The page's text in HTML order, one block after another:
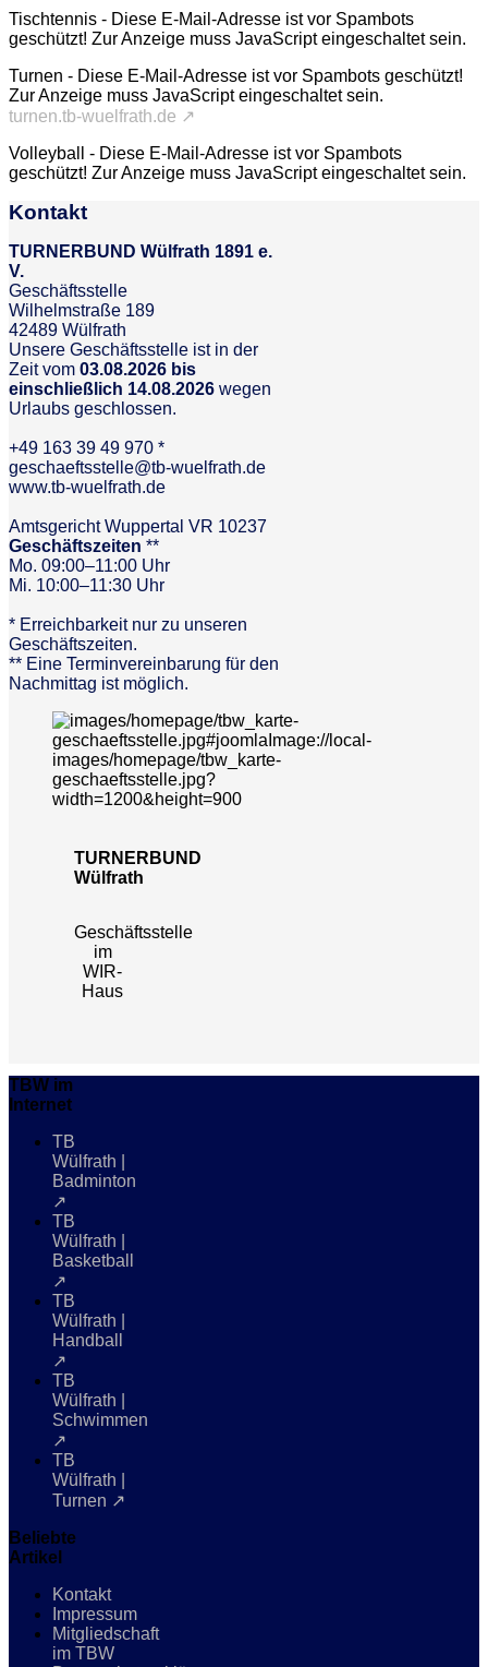
Tischtennis - Diese E-Mail-Adresse ist vor Spambots
geschützt! Zur Anzeige muss JavaScript eingeschaltet sein.
Turnen - Diese E-Mail-Adresse ist vor Spambots geschützt!
Zur Anzeige muss JavaScript eingeschaltet sein.
turnen.tb-wuelfrath.de ↗
Volleyball - Diese E-Mail-Adresse ist vor Spambots
geschützt! Zur Anzeige muss JavaScript eingeschaltet sein.
Kontakt
TURNERBUND Wülfrath 1891 e.
V.
Geschäftsstelle
Wilhelmstraße 189
42489 Wülfrath
Unsere Geschäftsstelle ist in der
Zeit vom 03.08.2026 bis
einschließlich 14.08.2026 wegen
Urlaubs geschlossen.
+49 163 39 49 970 *
geschaeftsstelle@tb-wuelfrath.de
www.tb-wuelfrath.de
Amtsgericht Wuppertal VR 10237
Geschäftszeiten **
Mo. 09:00–11:00 Uhr
Mi. 10:00–11:30 Uhr
* Erreichbarkeit nur zu unseren
Geschäftszeiten.
** Eine Terminvereinbarung für den
Nachmittag ist möglich.
TURNERBUND
Wülfrath
Geschäftsstelle
im
WIR-
Haus
TBW im
Internet
TB
Wülfrath |
Badminton
↗
TB
Wülfrath |
Basketball
↗
TB
Wülfrath |
Handball
↗
TB
Wülfrath |
Schwimmen
↗
TB
Wülfrath |
Turnen ↗
Beliebte
Artikel
Kontakt
Impressum
Mitgliedschaft
im TBW